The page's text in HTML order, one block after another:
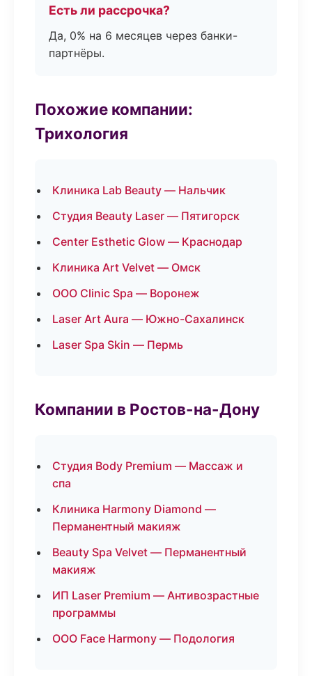
Есть ли рассрочка?
Да, 0% на 6 месяцев через банки-
партнёры.
Похожие компании:
Трихология
Клиника Lab Beauty — Нальчик
Студия Beauty Laser — Пятигорск
Center Esthetic Glow — Краснодар
Клиника Art Velvet — Омск
ООО Clinic Spa — Воронеж
Laser Art Aura — Южно-Сахалинск
Laser Spa Skin — Пермь
Компании в Ростов-на-Дону
Студия Body Premium — Массаж и
спа
Клиника Harmony Diamond —
Перманентный макияж
Beauty Spa Velvet — Перманентный
макияж
ИП Laser Premium — Антивозрастные
программы
ООО Face Harmony — Подология